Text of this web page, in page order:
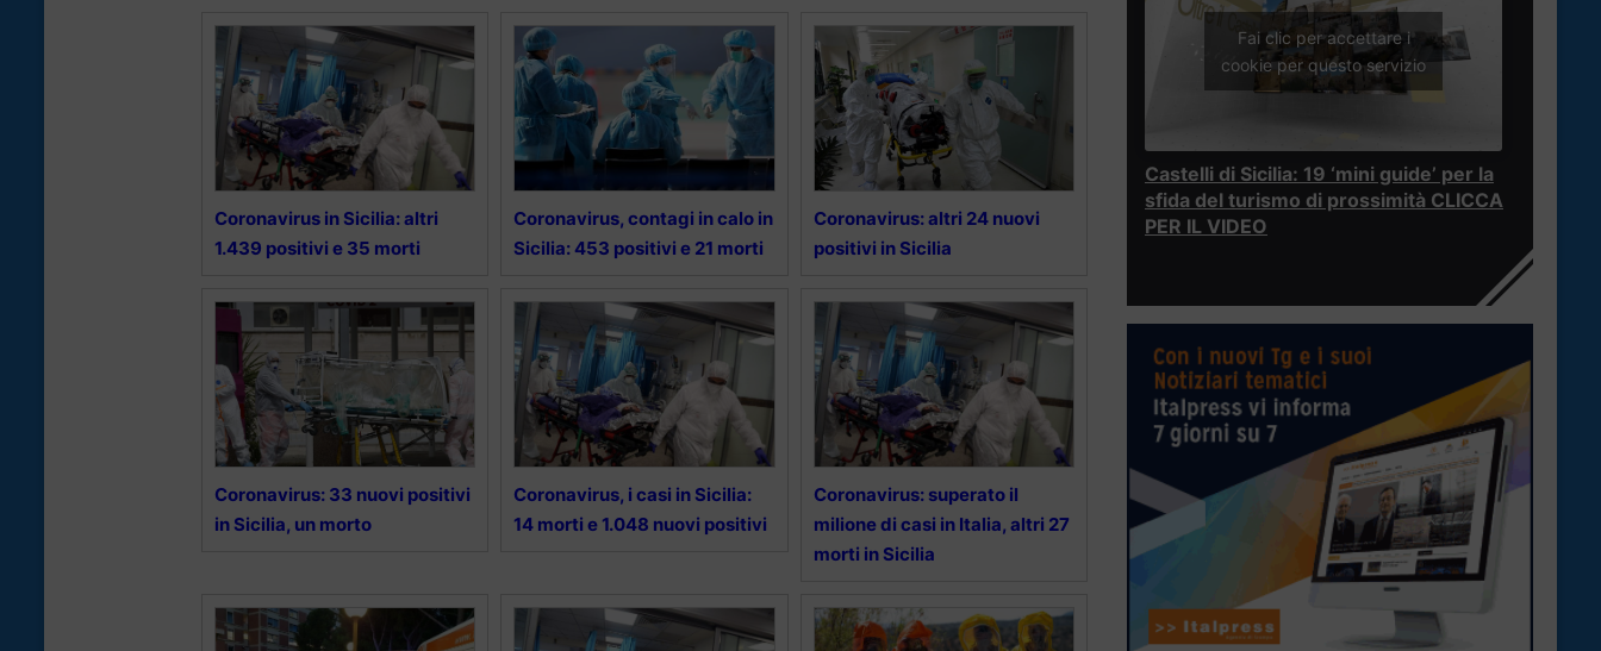
Coronavirus in Sicilia: altri
1.439 positivi e 35 morti
Coronavirus, contagi in calo in
Sicilia: 453 positivi e 21 morti
Coronavirus: altri 24 nuovi
positivi in Sicilia
Coronavirus: 33 nuovi positivi
in Sicilia, un morto
Coronavirus, i casi in Sicilia:
14 morti e 1.048 nuovi positivi
Coronavirus: superato il
milione di casi in Italia, altri 27
morti in Sicilia
Fai clic per accettare i
cookie per questo servizio
Castelli di Sicilia: 19 ‘mini guide’ per la
sfida del turismo di prossimità CLICCA
PER IL VIDEO